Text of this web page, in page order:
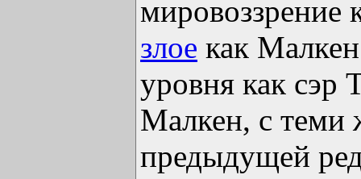
мировоззрение
злое как
уровня как сэр
Малкен, с теми
предыдущей